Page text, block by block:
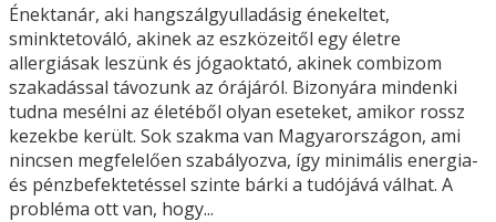
Énektanár, aki hangszálgyulladásig énekeltet,
sminktetováló, akinek az eszközeitől egy életre
allergiásak leszünk és jógaoktató, akinek combizom
szakadással távozunk az órájáról. Bizonyára mindenki
tudna mesélni az életéből olyan eseteket, amikor rossz
kezekbe került. Sok szakma van Magyarországon, ami
nincsen megfelelően szabályozva, így minimális energia-
és pénzbefektetéssel szinte bárki a tudójává válhat. A
probléma ott van, hogy...